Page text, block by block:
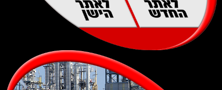
לאתר
החדש
לאתר
הישן